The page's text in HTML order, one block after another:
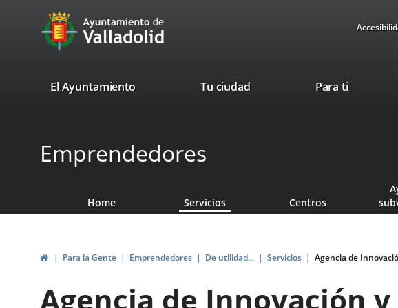
Portal
Web
Ayuntamiento
Valladolid
valladolid.es
El Ayuntamiento Tu ciudad Para ti
Emprendedores
Home Servicios Centros
HomePara la Gente Emprendedores De utilidad... Servicios Agencia de
Agencia de Innovación